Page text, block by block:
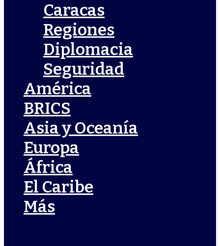
Caracas
Regiones
Diplomacia
Seguridad
América
BRICS
Asia y Oceanía
Europa
África
El Caribe
Más